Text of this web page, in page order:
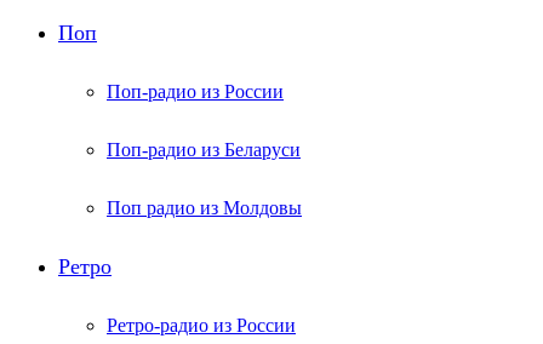
Поп
Поп-радио из России
Поп-радио из Беларуси
Поп радио из Молдовы
Ретро
Ретро-радио из России